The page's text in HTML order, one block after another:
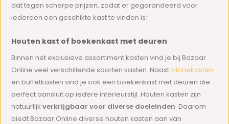
dat tegen scherpe prijzen, zodat er gegarandeerd voor
iedereen een geschikte kast te vinden is!
Houten kast of boekenkast met deuren
Binnen het exclusieve assortiment kasten vind je bij Bazaar
Online veel verschillende soorten kasten. Naastvitrinekasten
en buffetkasten vind je ook een boekenkast met deuren die
perfect aansluit op iedere interieurstijl. Houten kasten zijn
natuurlijkverkrijgbaar voor diverse doeleinden. Daarom
biedt Bazaar Online diverse houten kasten aan van